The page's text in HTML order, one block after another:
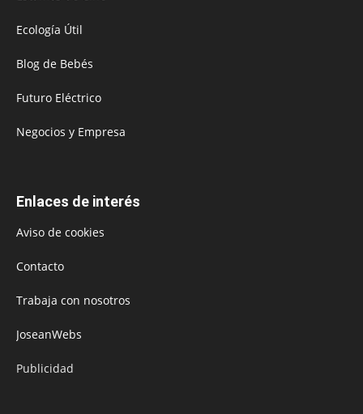
Ecología Útil
Blog de Bebés
Futuro Eléctrico
Negocios y Empresa
Enlaces de interés
Aviso de cookies
Contacto
Trabaja con nosotros
JoseanWebs
Publicidad